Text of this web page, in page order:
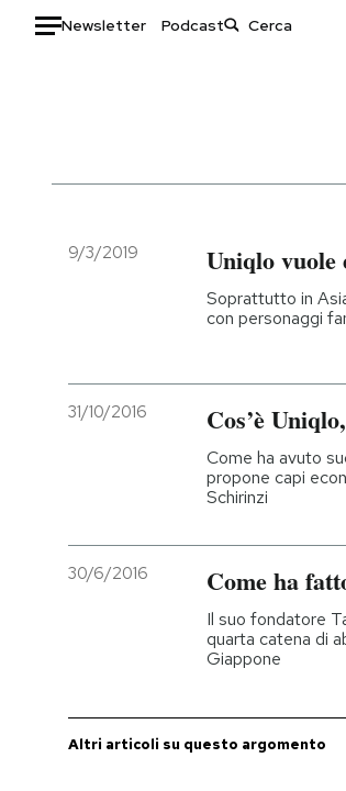
Newsletter Podcast
Italia
Politica
Economia
Moda
Ok
Mondiali
SHOP
9/3/2019 Uniqlo vuole
Soprattutto in
con personaggi
31/10/2016 Cos’è
Come ha avuto
propone capi
Schirinzi
30/6/2016 Come ha
Il suo fondatore
quarta catena di
Giappone
Altri articoli su questo argomento